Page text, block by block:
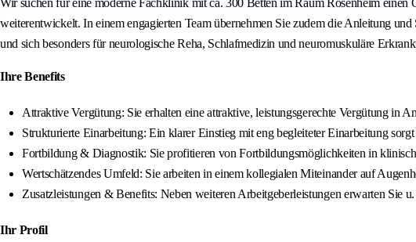
Wir suchen für eine moderne Fachklinik mit ca. 300 Betten im Raum Rosenheim
weiterentwickelt. In einem engagierten Team übernehmen Sie zudem die Anleitung
und sich besonders für neurologische Reha, Schlafmedizin und neuromuskuläre
Ihre Benefits
Attraktive Vergütung: Sie erhalten eine attraktive, leistungsgerechte Vergütung in
Strukturierte Einarbeitung: Ein klarer Einstieg mit eng begleiteter Einarbeitung
Fortbildung & Diagnostik: Sie profitieren von Fortbildungsmöglichkeiten in
Wertschätzendes Umfeld: Sie arbeiten in einem kollegialen Miteinander auf
Zusatzleistungen & Benefits: Neben weiteren Arbeitgeberleistungen erwarten Sie
Ihr Profil